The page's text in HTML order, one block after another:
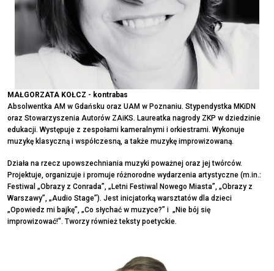
MAŁGORZATA KOŁCZ - kontrabas
Absolwentka AM w Gdańsku oraz UAM w Poznaniu. Stypendystka MKiDN
oraz Stowarzyszenia Autorów ZAiKS. Laureatka nagrody ZKP w dziedzinie
edukacji. Występuje z zespołami kameralnymi i orkiestrami. Wykonuje
muzykę klasyczną i współczesną, a także muzykę improwizowaną.
Działa na rzecz upowszechniania muzyki poważnej oraz jej twórców.
Projektuje, organizuje i promuje różnorodne wydarzenia artystyczne (m.in.:
Festiwal „Obrazy z Conrada”, „Letni Festiwal Nowego Miasta”, „Obrazy z
Warszawy”, „Audio Stage”). Jest inicjatorką warsztatów dla dzieci
„Opowiedz mi bajkę”, „Co słychać w muzyce?” i „Nie bój się
improwizować!". Tworzy również teksty poetyckie.